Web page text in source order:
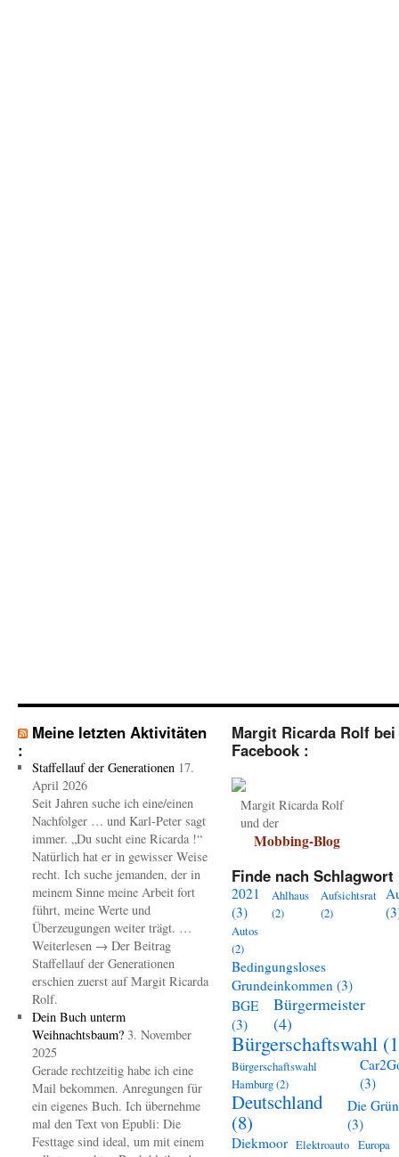
Meine letzten Aktivitäten
:
Staffellauf der Generationen 17.
April 2026
Seit Jahren suche ich eine/einen
Nachfolger … und Karl-Peter sagt
immer. „Du sucht eine Ricarda !“
Natürlich hat er in gewisser Weise
recht. Ich suche jemanden, der in
meinem Sinne meine Arbeit fort
führt, meine Werte und
Überzeugungen weiter trägt. …
Weiterlesen → Der Beitrag
Staffellauf der Generationen
erschien zuerst auf Margit Ricarda
Rolf.
Dein Buch unterm
Weihnachtsbaum? 3. November
2025
Gerade rechtzeitig habe ich eine
Mail bekommen. Anregungen für
ein eigenes Buch. Ich übernehme
mal den Text von Epubli: Die
Festtage sind ideal, um mit einem
Margit Ricarda Rolf bei
Facebook :
Margit Ricarda Rolf
und der
Mobbing-Blog
Finde nach Schlagwort
2021
(3)
Ahlhaus
(2)
Aufsichtsrat
(2)
Autos
(2)
Bedingungsloses
Grundeinkommen (3)
BGE
(3)
Bürgermeister
(4)
Bürgerschaftswahl
Bürgerschaftswahl
Hamburg(2)
(3)
Deutschland
(8)
Die
(3)
Diekmoor Elektroauto Europa